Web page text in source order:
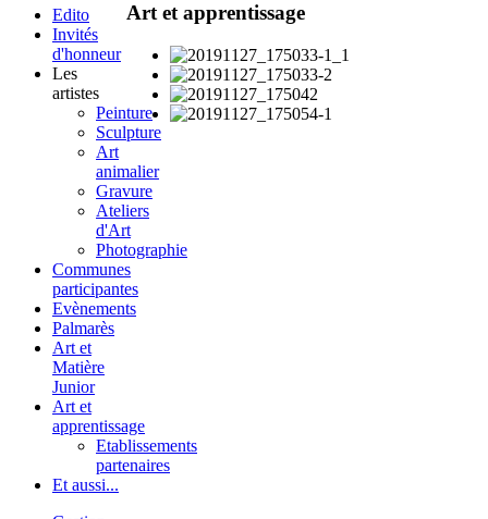
Art et apprentissage
Edito
Invités
d'honneur
Les
artistes
Peinture
Sculpture
Art
animalier
Gravure
Ateliers
d'Art
Photographie
Communes
participantes
Evènements
Palmarès
Art et
Matière
Junior
Art et
apprentissage
Etablissements
partenaires
Et aussi...